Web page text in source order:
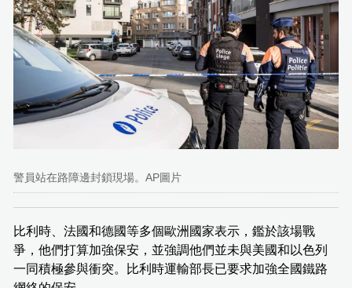
警員站在路障邊封鎖現場。AP圖片
比利時、法國和德國等多個歐洲國家表示，鑑於該場戰
爭，他們打算加強保安，並強調他們並未與美國和以色列
一同積極參與衝突。比利時運輸部長已要求加強全國鐵路